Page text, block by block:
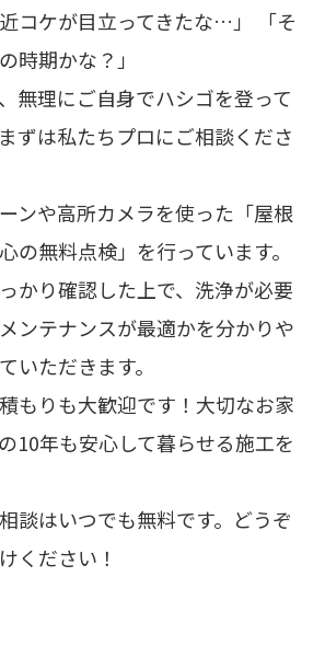
近コケが目立ってきたな…」 「そ
時期かな？」
無理にご自身でハシゴを登って
ずは私たちプロにご相談くださ
ンや高所カメラを使った「屋根
の無料点検」を行っています。
かり確認した上で、洗浄が必要
ンテナンスが最適かを分かりや
いただきます。
もりも大歓迎です！大切なお家
10年も安心して暮らせる施工を
談はいつでも無料です。どうぞ
ください！